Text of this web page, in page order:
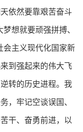
依然要靠艰苦奋斗
想就要顽强拼搏、
会主义现代化国家新
到强起来的伟大飞
转的历史进程。我
，牢记空谈误国、
干、奋勇前进，以